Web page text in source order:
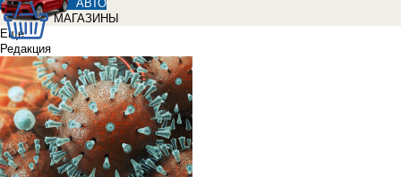
АВТО
МАГАЗИНЫ
Еще
Редакция